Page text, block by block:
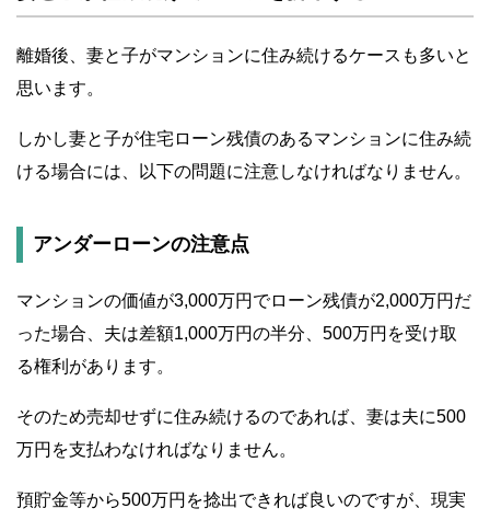
離婚後、妻と子がマンションに住み続けるケースも多いと
思います。
しかし妻と子が住宅ローン残債のあるマンションに住み続
ける場合には、以下の問題に注意しなければなりません。
アンダーローンの注意点
マンションの価値が3,000万円でローン残債が2,000万円だ
った場合、夫は差額1,000万円の半分、500万円を受け取
る権利があります。
そのため売却せずに住み続けるのであれば、妻は夫に500
万円を支払わなければなりません。
預貯金等から500万円を捻出できれば良いのですが、現実